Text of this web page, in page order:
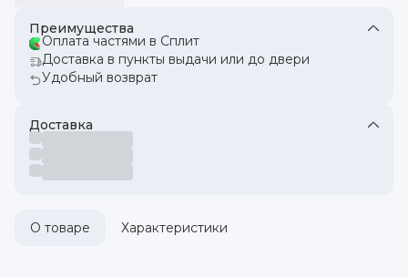
Преимущества
Оплата частями в Сплит
Доставка в пункты выдачи или до двери
Удобный возврат
Доставка
О товаре Характеристики